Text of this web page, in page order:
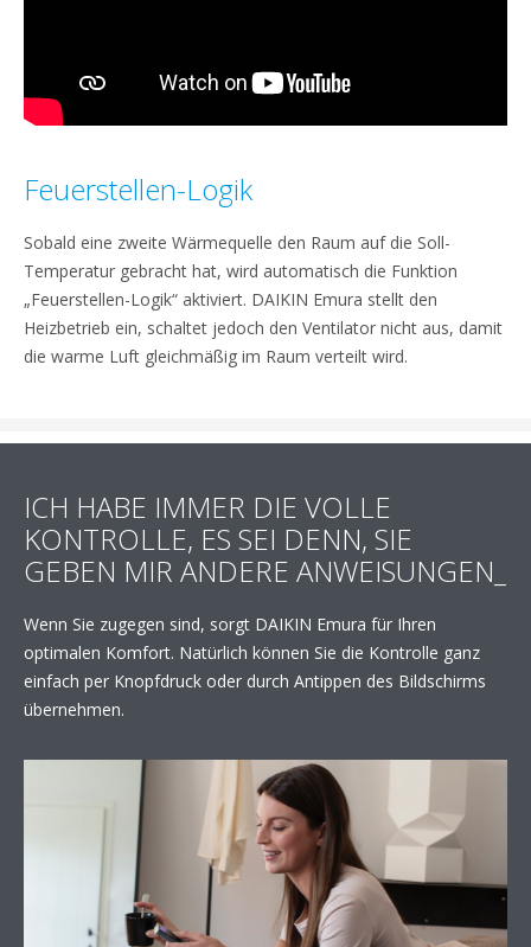
Feuerstellen-Logik
Sobald eine zweite Wärmequelle den Raum auf die Soll-
Temperatur gebracht hat, wird automatisch die Funktion
„Feuerstellen-Logik“ aktiviert. DAIKIN Emura stellt den
Heizbetrieb ein, schaltet jedoch den Ventilator nicht aus, damit
die warme Luft gleichmäßig im Raum verteilt wird.
ICH HABE IMMER DIE VOLLE
KONTROLLE, ES SEI DENN, SIE
GEBEN MIR ANDERE ANWEISUNGEN_
Wenn Sie zugegen sind, sorgt DAIKIN Emura für Ihren
optimalen Komfort. Natürlich können Sie die Kontrolle ganz
einfach per Knopfdruck oder durch Antippen des Bildschirms
übernehmen.